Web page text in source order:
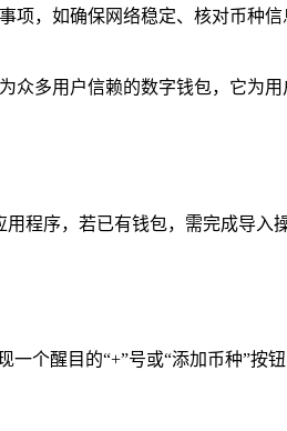
，如确保网络稳定、核对币种
多用户信赖的数字钱包，它为
程序，若已有钱包，需完成导
个醒目的“+”号或“添加币种”